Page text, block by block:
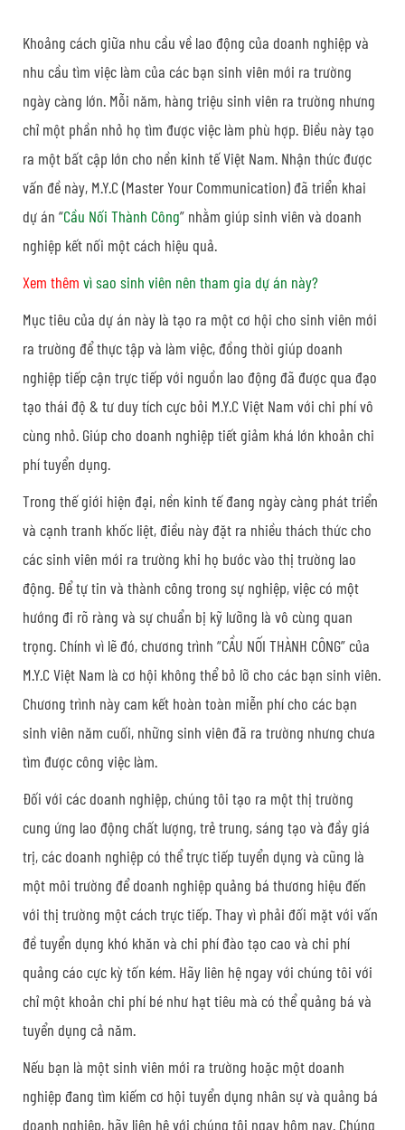
Khoảng cách giữa nhu cầu về lao động của doanh nghiệp và
nhu cầu tìm việc làm của các bạn sinh viên mới ra trường
ngày càng lớn. Mỗi năm, hàng triệu sinh viên ra trường nhưng
chỉ một phần nhỏ họ tìm được việc làm phù hợp. Điều này tạo
ra một bất cập lớn cho nền kinh tế Việt Nam. Nhận thức được
vấn đề này, M.Y.C (Master Your Communication) đã triển khai
dự án “Cầu Nối Thành Công” nhằm giúp sinh viên và doanh
nghiệp kết nối một cách hiệu quả.
Xem thêm vì sao sinh viên nên tham gia dự án này?
Mục tiêu của dự án này là tạo ra một cơ hội cho sinh viên mới
ra trường để thực tập và làm việc, đồng thời giúp doanh
nghiệp tiếp cận trực tiếp với nguồn lao động đã được qua đạo
tạo thái độ & tư duy tích cực bỏi M.Y.C Việt Nam với chi phí vô
cùng nhỏ. Giúp cho doanh nghiệp tiết giảm khá lớn khoản chi
phí tuyển dụng.
Trong thế giới hiện đại, nền kinh tế đang ngày càng phát triển
và cạnh tranh khốc liệt, điều này đặt ra nhiều thách thức cho
các sinh viên mới ra trường khi họ bước vào thị trường lao
động. Để tự tin và thành công trong sự nghiệp, việc có một
hướng đi rõ ràng và sự chuẩn bị kỹ lưỡng là vô cùng quan
trọng. Chính vì lẽ đó, chương trình “CẦU NỐI THÀNH CÔNG” của
M.Y.C Việt Nam là cơ hội không thể bỏ lỡ cho các bạn sinh viên.
Chương trình này cam kết hoàn toàn miễn phí cho các bạn
sinh viên năm cuối, những sinh viên đã ra trường nhưng chưa
tìm được công việc làm.
Đối với các doanh nghiệp, chúng tôi tạo ra một thị trường
cung ứng lao động chất lượng, trẻ trung, sáng tạo và đầy giá
trị, các doanh nghiệp có thể trực tiếp tuyển dụng và cũng là
một môi trường để doanh nghiệp quảng bá thương hiệu đến
với thị trường một cách trực tiếp. Thay vì phải đối mặt với vấn
đề tuyển dụng khó khăn và chi phí đào tạo cao và chi phí
quảng cáo cực kỳ tốn kém. Hãy liên hệ ngay với chúng tôi với
chỉ một khoản chi phí bé như hạt tiêu mà có thể quảng bá và
tuyển dụng cả năm.
Nếu bạn là một sinh viên mới ra trường hoặc một doanh
nghiệp đang tìm kiếm cơ hội tuyển dụng nhân sự và quảng bá
doanh nghiệp, hãy liên hệ với chúng tôi ngay hôm nay. Chúng